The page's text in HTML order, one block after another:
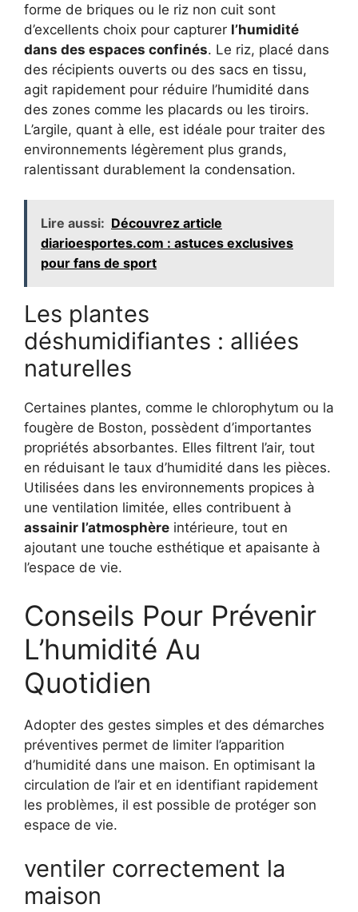
forme de briques ou le riz non cuit sont
d’excellents choix pour capturer l’humidité
dans des espaces confinés. Le riz, placé dans
des récipients ouverts ou des sacs en tissu,
agit rapidement pour réduire l’humidité dans
des zones comme les placards ou les tiroirs.
L’argile, quant à elle, est idéale pour traiter des
environnements légèrement plus grands,
ralentissant durablement la condensation.
Lire aussi: Découvrez article
diarioesportes.com : astuces exclusives
pour fans de sport
Les plantes
déshumidifiantes : alliées
naturelles
Certaines plantes, comme le chlorophytum ou la
fougère de Boston, possèdent d’importantes
propriétés absorbantes. Elles filtrent l’air, tout
en réduisant le taux d’humidité dans les pièces.
Utilisées dans les environnements propices à
une ventilation limitée, elles contribuent à
assainir l’atmosphère intérieure, tout en
ajoutant une touche esthétique et apaisante à
l’espace de vie.
Conseils Pour Prévenir
L’humidité Au
Quotidien
Adopter des gestes simples et des démarches
préventives permet de limiter l’apparition
d’humidité dans une maison. En optimisant la
circulation de l’air et en identifiant rapidement
les problèmes, il est possible de protéger son
espace de vie.
ventiler correctement la
maison